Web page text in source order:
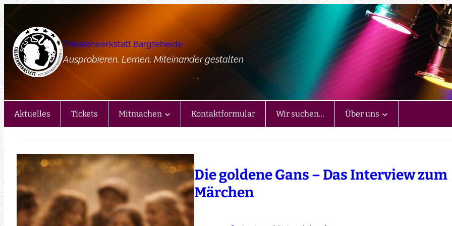
springen
Theaterwerkstatt Bargteheide
Ausprobieren, Lernen, Miteinander gestalten
Aktuelles Tickets Mitmachen Kontaktformular Wir suchen… Über uns
Die goldene Gans – Das Interview zum
Märchen